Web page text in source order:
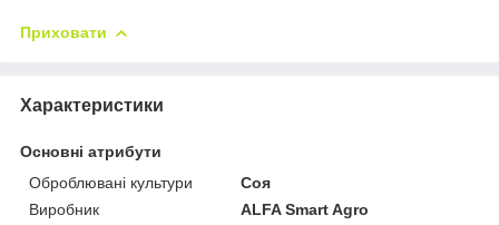
Приховати
Характеристики
Основні атрибути
Оброблювані культури
Соя
Виробник
ALFA Smart Agro